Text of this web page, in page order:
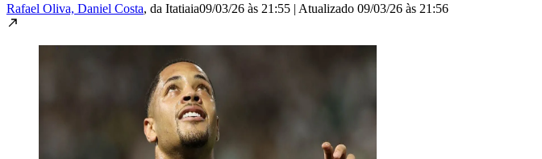
Rafael Oliva, Daniel Costa, da Itatiaia09/03/26 às 21:55 | Atualizado 09/03/26 às 21:56